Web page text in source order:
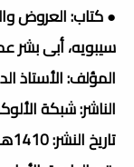
● كتاب: العروض
سيبويه، أبى بشر
المؤلف: الأستاذ
الناشر: شبكة
تاريخ النشر: 1410هـ ، 1989م